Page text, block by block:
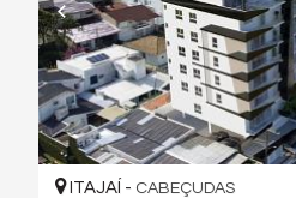
ITAJAÍ - CABEÇUDAS